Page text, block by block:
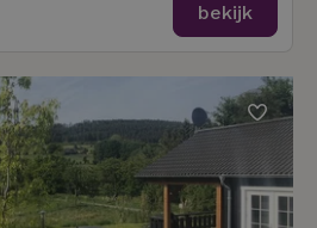
bekijk